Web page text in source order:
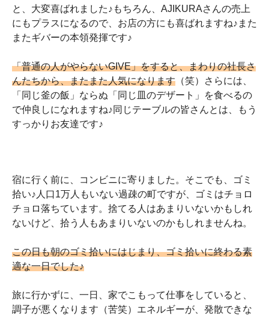
と、大変喜ばれました♪もちろん、AJIKURAさんの売上
にもプラスになるので、お店の方にも喜ばれますね♪また
またギバーの本領発揮です♪
「普通の人がやらないGIVE」をすると、まわりの社長さ
んたちから、またまた人気になります （笑）さらには、
「同じ釜の飯」ならぬ「同じ皿のデザート」を食べるの
で仲良しになれますね♪同じテーブルの皆さんとは、もう
すっかりお友達です♪
宿に行く前に、コンビニに寄りました。そこでも、ゴミ
拾い♪人口1万人もいない過疎の町ですが、ゴミはチョロ
チョロ落ちています。捨てる人はあまりいないかもしれ
ないけど、拾う人もあまりいないのかもしれませんね。
この日も朝のゴミ拾いにはじまり、ゴミ拾いに終わる素
適な一日でした♪
旅に行かずに、一日、家でこもって仕事をしていると、
調子が悪くなります（苦笑）エネルギーが、発散できな